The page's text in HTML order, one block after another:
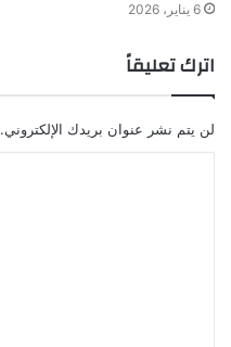
6 يناير، 2026
اترك تعليقاً
لن يتم نشر عنوان بريدك الإلكتروني.